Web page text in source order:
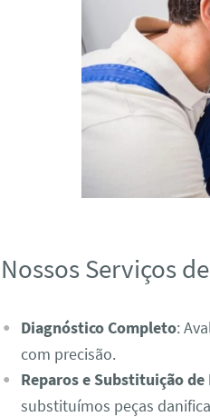
Nossos Serviços
Diagnóstico Completo:
com precisão.
Reparos e Substituição de
substituímos peças